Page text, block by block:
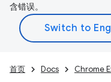
含错误。
首页 Docs Chrome